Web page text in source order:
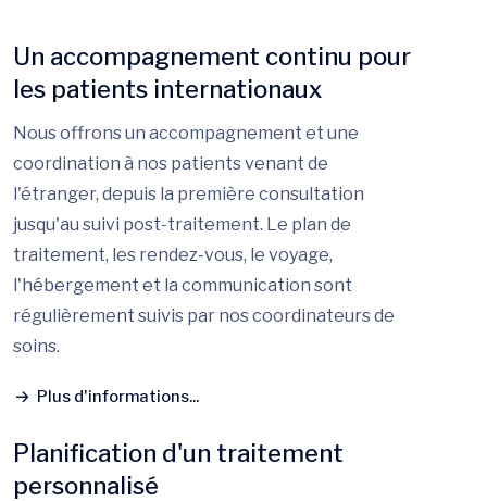
Un accompagnement continu pour
les patients internationaux
Nous offrons un accompagnement et une
coordination à nos patients venant de
l'étranger, depuis la première consultation
jusqu'au suivi post-traitement. Le plan de
traitement, les rendez-vous, le voyage,
l'hébergement et la communication sont
régulièrement suivis par nos coordinateurs de
soins.
Plus d'informations...
Planification d'un traitement
personnalisé